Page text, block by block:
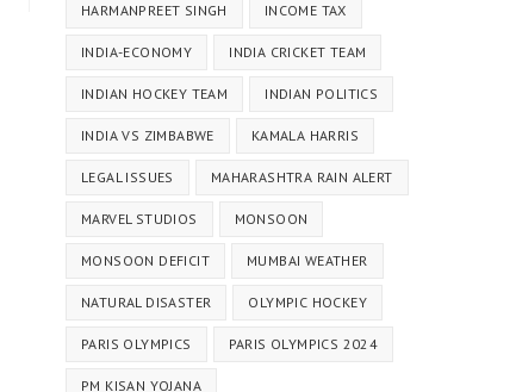
HARMANPREET SINGH INCOME TAX
INDIA-ECONOMY INDIA CRICKET TEAM
INDIAN HOCKEY TEAM INDIAN POLITICS
INDIA VS ZIMBABWE KAMALA HARRIS
LEGAL ISSUES MAHARASHTRA RAIN ALERT
MARVEL STUDIOS MONSOON
MONSOON DEFICIT MUMBAI WEATHER
NATURAL DISASTER OLYMPIC HOCKEY
PARIS OLYMPICS PARIS OLYMPICS 2024
PM KISAN YOJANA